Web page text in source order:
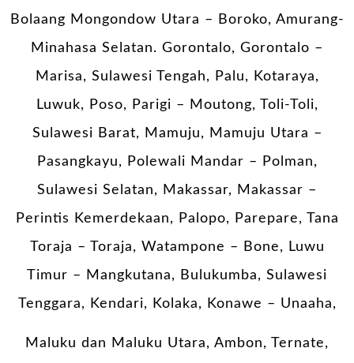
Bolaang Mongondow Utara – Boroko, Amurang-
Minahasa Selatan. Gorontalo, Gorontalo –
Marisa, Sulawesi Tengah, Palu, Kotaraya,
Luwuk, Poso, Parigi – Moutong, Toli-Toli,
Sulawesi Barat, Mamuju, Mamuju Utara –
Pasangkayu, Polewali Mandar – Polman,
Sulawesi Selatan, Makassar, Makassar –
Perintis Kemerdekaan, Palopo, Parepare, Tana
Toraja – Toraja, Watampone – Bone, Luwu
Timur – Mangkutana, Bulukumba, Sulawesi
Tenggara, Kendari, Kolaka, Konawe – Unaaha,
Maluku dan Maluku Utara, Ambon, Ternate,